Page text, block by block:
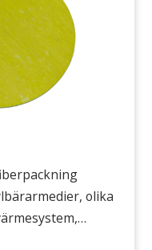
olika
applikationer